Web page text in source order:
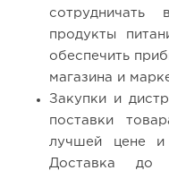
продукты
обеспечить
магазина и
Закупки и
поставки
лучшей цене и
Доставка до